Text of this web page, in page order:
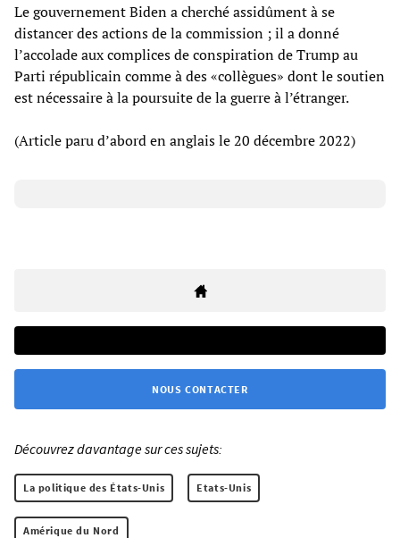
Le gouvernement Biden a cherché assidûment à se
distancer des actions de la commission ; il a donné
l’accolade aux complices de conspiration de Trump au
Parti républicain comme à des «collègues» dont le soutien
est nécessaire à la poursuite de la guerre à l’étranger.
(Article paru d’abord en anglais le 20 décembre 2022)
NOUS CONTACTER
Découvrez davantage sur ces sujets:
La politique des États-Unis Etats-Unis
Amérique du Nord